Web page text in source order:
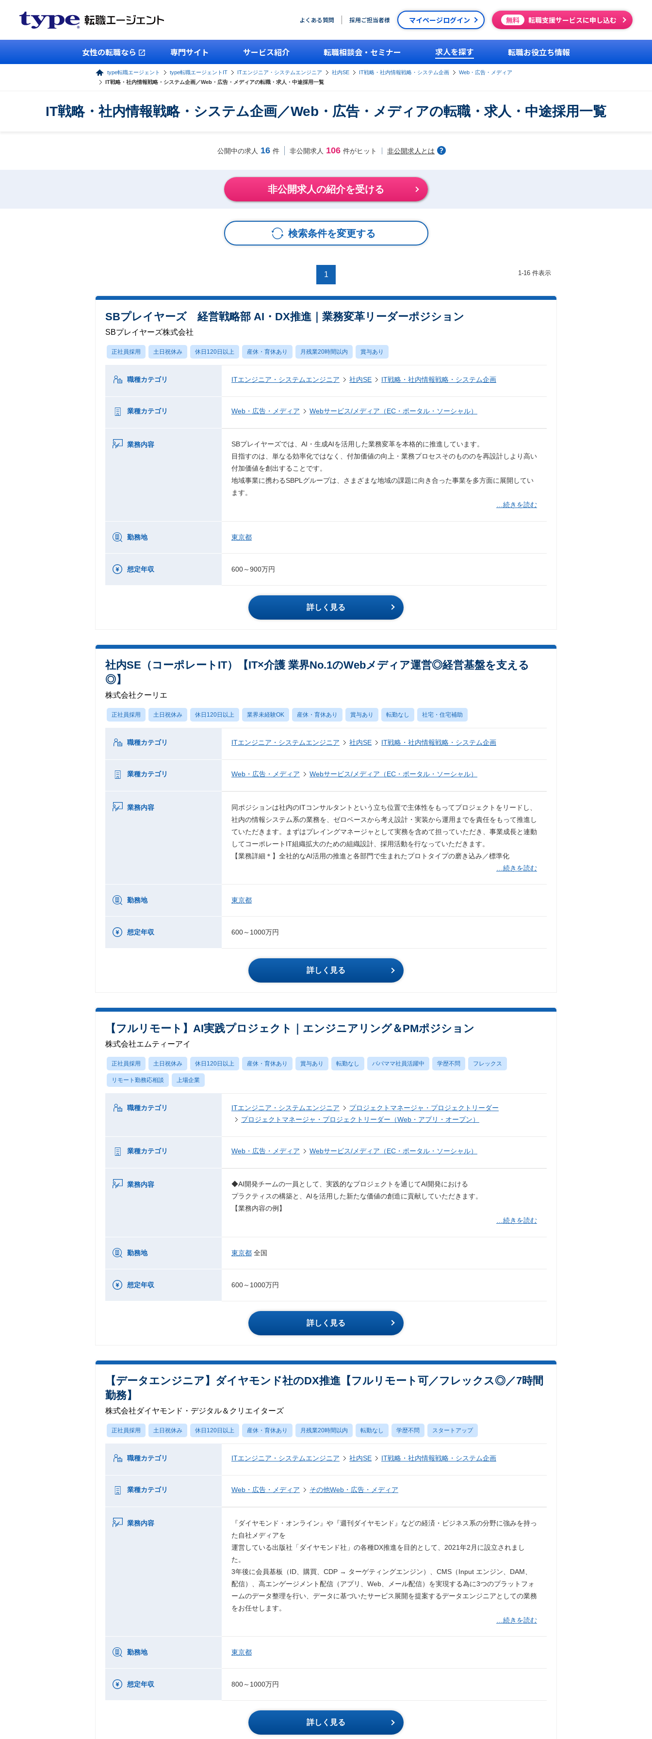
よくある質問 採用ご担当者様 マイページログイン 無料 転職支援サービスに申し込む
女性の転職なら 専門サイト サービス紹介 転職相談会・セミナー 求人を探す 転職お役立ち情報
type転職エージェント type転職エージェントIT ITエンジニア・システムエンジニア 社内SE IT戦略・社内情報戦略・システム企画
Web・広告・メディア
IT戦略・社内情報戦略・システム企画／Web・広告・メディアの転職・求人・中途採用一覧
IT戦略・社内情報戦略・システム企画／Web・広告・メディアの転職・求人・中途採用一覧
公開中の求人 16 件 非公開求人 106 件がヒット 非公開求人とは
非公開求人の紹介を受ける
検索条件を変更する
1 1-16 件表示
SBプレイヤーズ 経営戦略部 AI・DX推進｜業務変革リーダーポジション
SBプレイヤーズ株式会社
正社員採用 土日祝休み 休日120日以上 産休・育休あり 月残業20時間以内 賞与あり
職種カテゴリ ITエンジニア・システムエンジニア 社内SE IT戦略・社内情報戦略・システム企画
業種カテゴリ Web・広告・メディア Webサービス/メディア（EC・ポータル・ソーシャル）
業務内容
SBプレイヤーズでは、AI・生成AIを活用した業務変革を本格的に推進しています。
目指すのは、単なる効率化ではなく、付加価値の向上・業務プロセスそのもののを再設計しより高い
付加価値を創出することです。
地域事業に携わるSBPLグループは、さまざまな地域の課題に向き合った事業を多方面に展開してい
ます。
…続きを読む
勤務地 東京都
想定年収 600～900万円
詳しく見る
社内SE（コーポレートIT）【IT×介護 業界No.1のWebメディア運営◎経営基盤を支える
◎】
株式会社クーリエ
正社員採用 土日祝休み 休日120日以上 業界未経験OK 産休・育休あり 賞与あり 転勤なし 社宅・住宅補助
職種カテゴリ ITエンジニア・システムエンジニア 社内SE IT戦略・社内情報戦略・システム企画
業種カテゴリ Web・広告・メディア Webサービス/メディア（EC・ポータル・ソーシャル）
業務内容
同ポジションは社内のITコンサルタントという立ち位置で主体性をもってプロジェクトをリードし、
社内の情報システム系の業務を、ゼロベースから考え設計・実装から運用までを責任をもって推進し
ていただきます。まずはプレイングマネージャとして実務を含めて担っていただき、事業成長と連動
してコーポレートIT組織拡大のための組織設計、採用活動を行なっていただきます。
【業務詳細＊】全社的なAI活用の推進と各部門で生まれたプロトタイプの磨き込み／標準化
…続きを読む
勤務地 東京都
想定年収 600～1000万円
詳しく見る
【フルリモート】AI実践プロジェクト｜エンジニアリング＆PMポジション
株式会社エムティーアイ
正社員採用 土日祝休み 休日120日以上 産休・育休あり 賞与あり 転勤なし パパママ社員活躍中 学歴不問 フレックス
リモート勤務応相談 上場企業
職種カテゴリ ITエンジニア・システムエンジニア
プロジェクトマネージャ・プロジェクトリーダー
プロジェクトマネージャ・プロジェクトリーダー（Web・アプリ・オープン）
業種カテゴリ Web・広告・メディア Webサービス/メディア（EC・ポータル・ソーシャル）
業務内容
◆AI開発チームの一員として、実践的なプロジェクトを通じてAI開発における
プラクティスの構築と、AIを活用した新たな価値の創造に貢献していただきます。
【業務内容の例】
…続きを読む
勤務地 東京都 全国
想定年収 600～1000万円
詳しく見る
【データエンジニア】ダイヤモンド社のDX推進【フルリモート可／フレックス◎／7時間
勤務】
株式会社ダイヤモンド・デジタル＆クリエイターズ
正社員採用 土日祝休み 休日120日以上 産休・育休あり 月残業20時間以内 転勤なし 学歴不問 スタートアップ
職種カテゴリ ITエンジニア・システムエンジニア 社内SE IT戦略・社内情報戦略・システム企画
業種カテゴリ Web・広告・メディア その他Web・広告・メディア
業務内容
『ダイヤモンド・オンライン』や『週刊ダイヤモンド』などの経済・ビジネス系の分野に強みを持っ
た自社メディアを
運営している出版社「ダイヤモンド社」の各種DX推進を目的として、2021年2月に設立されまし
た。
3年後に会員基板（ID、購買、CDP → ターゲティングエンジン）、CMS（Input エンジン、DAM、
配信）、高エンゲージメント配信（アプリ、Web、メール配信）を実現する為に3つのプラットフォ
ームのデータ整理を行い、データに基づいたサービス展開を提案するデータエンジニアとしての業務
をお任せします。
…続きを読む
勤務地 東京都
想定年収 800～1000万円
詳しく見る